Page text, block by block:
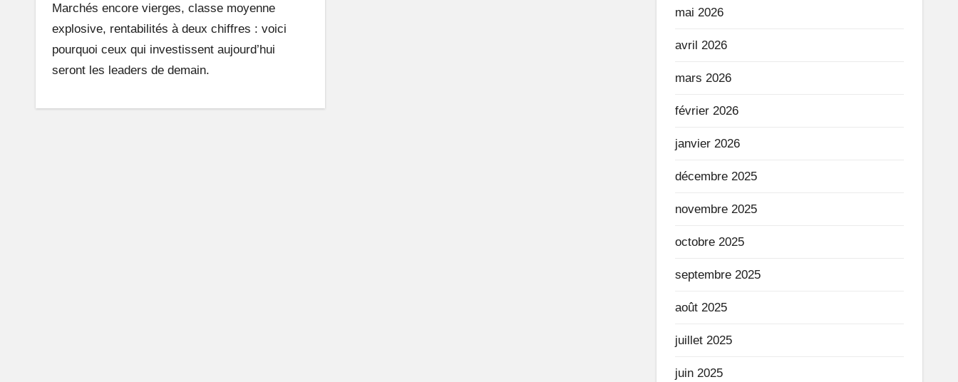
r
Marchés encore vierges, classe moyenne
explosive, rentabilités à deux chiffres : voici
pourquoi ceux qui investissent aujourd’hui
seront les leaders de demain.
mai 2026
avril 2026
mars 2026
février 2026
janvier 2026
décembre 2025
novembre 2025
octobre 2025
septembre 2025
août 2025
juillet 2025
juin 2025